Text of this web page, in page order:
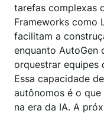
tarefas complexas
Frameworks como
facilitam a
enquanto AutoGen
orquestrar equipes
Essa capacidade
autônomos é o
na era da IA. A